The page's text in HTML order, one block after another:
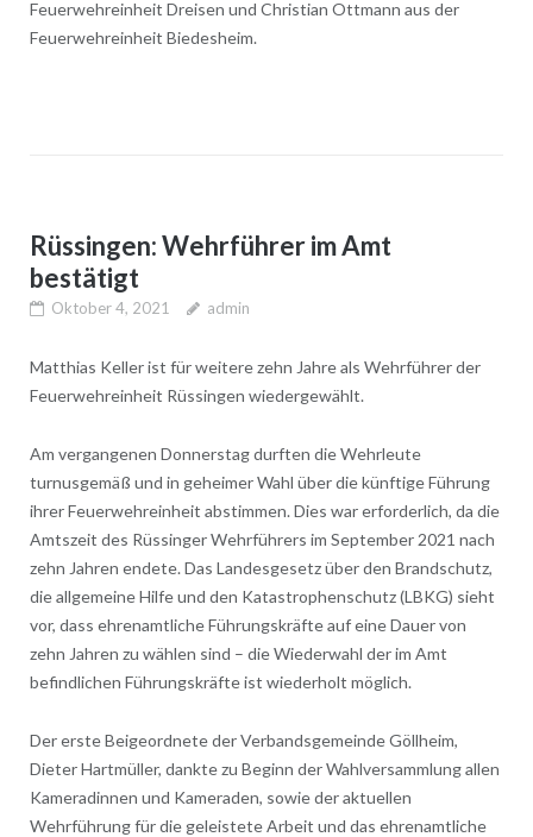
Feuerwehreinheit Dreisen und Christian Ottmann aus der
Feuerwehreinheit Biedesheim.
Rüssingen: Wehrführer im Amt
bestätigt
Oktober 4, 2021 admin
Matthias Keller ist für weitere zehn Jahre als Wehrführer der
Feuerwehreinheit Rüssingen wiedergewählt.
Am vergangenen Donnerstag durften die Wehrleute
turnusgemäß und in geheimer Wahl über die künftige Führung
ihrer Feuerwehreinheit abstimmen. Dies war erforderlich, da die
Amtszeit des Rüssinger Wehrführers im September 2021 nach
zehn Jahren endete. Das Landesgesetz über den Brandschutz,
die allgemeine Hilfe und den Katastrophenschutz (LBKG) sieht
vor, dass ehrenamtliche Führungskräfte auf eine Dauer von
zehn Jahren zu wählen sind – die Wiederwahl der im Amt
befindlichen Führungskräfte ist wiederholt möglich.
Der erste Beigeordnete der Verbandsgemeinde Göllheim,
Dieter Hartmüller, dankte zu Beginn der Wahlversammlung allen
Kameradinnen und Kameraden, sowie der aktuellen
Wehrführung für die geleistete Arbeit und das ehrenamtliche